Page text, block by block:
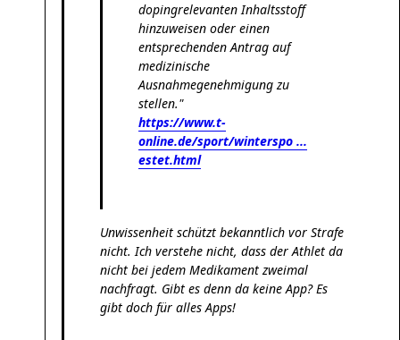
dopingrelevanten Inhaltsstoff
hinzuweisen oder einen
entsprechenden Antrag auf
medizinische
Ausnahmegenehmigung zu
stellen."
https://www.t-
online.de/sport/winterspo ...
estet.html
Unwissenheit schützt bekanntlich vor Strafe
nicht. Ich verstehe nicht, dass der Athlet da
nicht bei jedem Medikament zweimal
nachfragt. Gibt es denn da keine App? Es
gibt doch für alles Apps!